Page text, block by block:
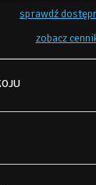
sprawdź
zobacz